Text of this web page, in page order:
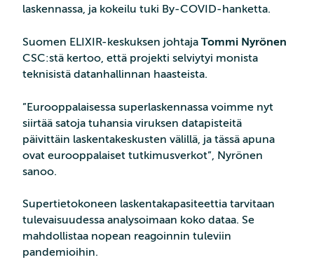
laskennassa, ja kokeilu tuki By-COVID-hanketta.
Suomen ELIXIR-keskuksen johtaja Tommi Nyrönen
CSC:stä kertoo, että projekti selviytyi monista
teknisistä datanhallinnan haasteista.
”Eurooppalaisessa superlaskennassa voimme nyt
siirtää satoja tuhansia viruksen datapisteitä
päivittäin laskentakeskusten välillä, ja tässä apuna
ovat eurooppalaiset tutkimusverkot”, Nyrönen
sanoo.
Supertietokoneen laskentakapasiteettia tarvitaan
tulevaisuudessa analysoimaan koko dataa. Se
mahdollistaa nopean reagoinnin tuleviin
pandemioihin.